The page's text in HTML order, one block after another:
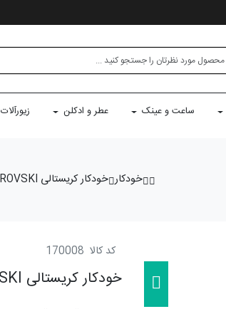
ساعت و عینک عطر و ادکلن زیورآلات
خودکار خودکار کریستالی SWAROVSKI
کد کالا 170008
خودکار کریستالی SWAROVSKI